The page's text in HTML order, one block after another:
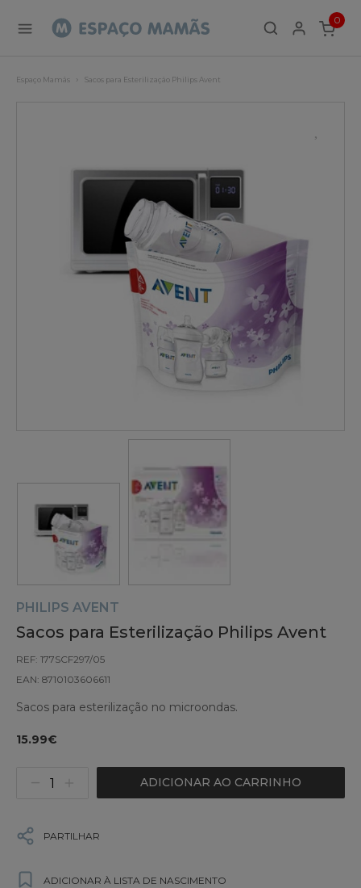
0
ITEMS
Espaço Mamãs Sacos para Esterilização Philips Avent
PHILIPS AVENT
Sacos para Esterilização Philips Avent
REF: 177SCF297/05
EAN: 8710103606611
Sacos para esterilização no microondas.
15.99€
ADICIONAR AO CARRINHO
PARTILHAR
ADICIONAR À LISTA DE NASCIMENTO